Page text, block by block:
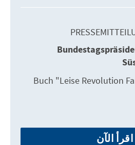
Buch "Leise Revolution
اقرأ الآن